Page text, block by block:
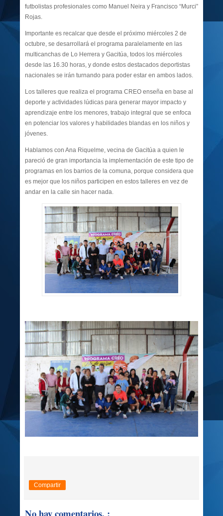
futbolistas profesionales como Manuel Neira y Francisco “Murci”
Rojas.
Importante es recalcar que desde el próximo miércoles 2 de
octubre, se desarrollará el programa paralelamente en las
multicanchas de Lo Herrera y Gacitúa, todos los miércoles
desde las 16.30 horas, y donde estos destacados deportistas
nacionales se irán turnando para poder estar en ambos lados.
Los talleres que realiza el programa CREO enseña en base al
deporte y actividades lúdicas para generar mayor impacto y
aprendizaje entre los menores, trabajo integral que se enfoca
en potenciar los valores y habilidades blandas en los niños y
jóvenes.
Hablamos con Ana Riquelme, vecina de Gacitúa a quien le
pareció de gran importancia la implementación de este tipo de
programas en los barrios de la comuna, porque considera que
es mejor que los niños participen en estos talleres en vez de
andar en la calle sin hacer nada.
Compartir
No hay comentarios. :